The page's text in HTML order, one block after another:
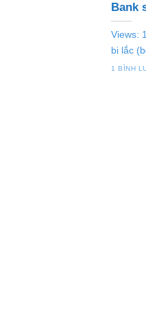
Bank
Views:
bi lắc
1 BÌNH